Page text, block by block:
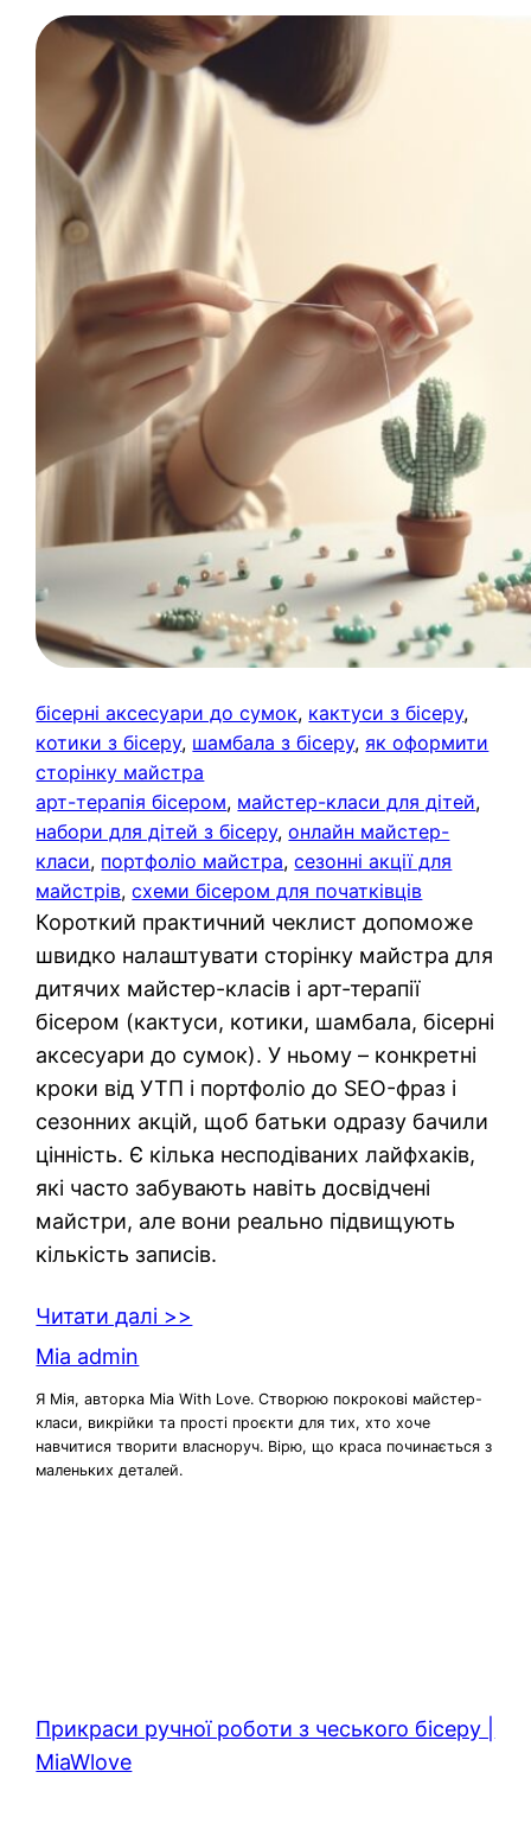
бісерні аксесуари до сумок, кактуси з бісеру
котики з бісеру, шамбала з бісеру, як оформити
сторінку майстра
арт-терапія бісером, майстер-класи для дітей
набори для дітей з бісеру, онлайн майстер-
класи, портфоліо майстра, сезонні акції для
майстрів, схеми бісером для початківців
Короткий практичний чеклист допоможе
швидко налаштувати сторінку майстра для
дитячих майстер-класів і арт-терапії
бісером (кактуси, котики, шамбала, бісерні
аксесуари до сумок). У ньому – конкретні
кроки від УТП і портфоліо до SEO-фраз і
сезонних акцій, щоб батьки одразу бачили
цінність. Є кілька несподіваних лайфхаків,
які часто забувають навіть досвідчені
майстри, але вони реально підвищують
кількість записів.
Читати далі >>
Mia admin
Я Мія, авторка Mia With Love. Створюю покрокові майстер-
класи, викрійки та прості проєкти для тих, хто хоче
навчитися творити власноруч. Вірю, що краса починається з
маленьких деталей.
Прикраси ручної роботи з чеського бісеру |
MiaWlove